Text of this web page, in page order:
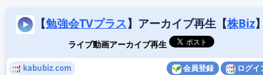
【勉強会TVプラス】アーカイブ再生【株Biz
ライブ動画アーカイブ再生
kabubiz.com
会員登録 ログイ